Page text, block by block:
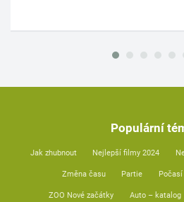
Populární
Jak zhubnout Nejlepší filmy 2024
Změna času Partie Počasí
ZOO Nové začátky Auto – katalog